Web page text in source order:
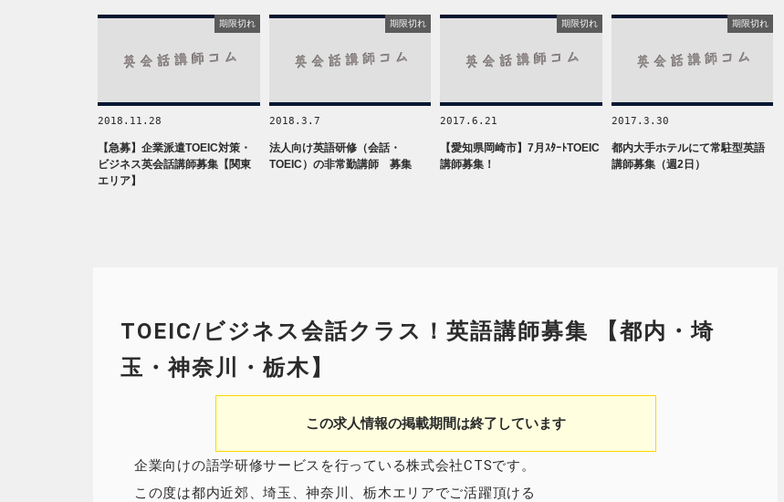
期限切れ
2018.11.28
【急募】企業派遣TOEIC対策・
ビジネス英会話講師募集【関東
エリア】
期限切れ
2018.3.7
法人向け英語研修（会話・
TOEIC）の非常勤講師 募集
期限切れ
2017.6.21
【愛知県岡崎市】7月ｽﾀｰﾄTOEIC
講師募集！
期限切れ
2017.3.30
都内大手ホテルにて常駐型英語
講師募集（週2日）
TOEIC/ビジネス会話クラス！英語講師募集 【都内・埼
玉・神奈川・栃木】
この求人情報の掲載期間は終了しています
企業向けの語学研修サービスを行っている株式会社CTSです。
この度は都内近郊、埼玉、神奈川、栃木エリアでご活躍頂ける